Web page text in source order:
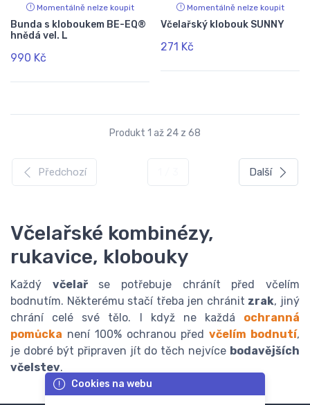
Momentálně nelze koupit
Bunda s kloboukem BE-EQ®
hnědá vel. L
990 Kč
Momentálně nelze koupit
Včelařský klobouk SUNNY
271 Kč
Produkt 1 až 24 z 68
Předchozí Další
Včelařské kombinézy,
rukavice, klobouky
Každý včelařse potřebuje chránít před včelím
bodnutím. Některému stačí třeba jen chránit zrak, jiný
chrání celé své tělo. I když ne každá ochranná
pomůcka není 100% ochranou předvčelím bodnutí,
je dobré být připraven jít do těch nejvíce bodavějších
včelstev.
Cookies na webu